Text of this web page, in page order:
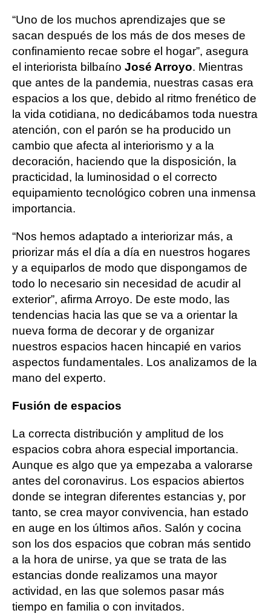
“Uno de los muchos aprendizajes que se
sacan después de los más de dos meses de
confinamiento recae sobre el hogar”, asegura
el interiorista bilbaíno José Arroyo. Mientras
que antes de la pandemia, nuestras casas era
espacios a los que, debido al ritmo frenético de
la vida cotidiana, no dedicábamos toda nuestra
atención, con el parón se ha producido un
cambio que afecta al interiorismo y a la
decoración, haciendo que la disposición, la
practicidad, la luminosidad o el correcto
equipamiento tecnológico cobren una inmensa
importancia.
“Nos hemos adaptado a interiorizar más, a
priorizar más el día a día en nuestros hogares
y a equiparlos de modo que dispongamos de
todo lo necesario sin necesidad de acudir al
exterior”, afirma Arroyo. De este modo, las
tendencias hacia las que se va a orientar la
nueva forma de decorar y de organizar
nuestros espacios hacen hincapié en varios
aspectos fundamentales. Los analizamos de la
mano del experto.
Fusión de espacios
La correcta distribución y amplitud de los
espacios cobra ahora especial importancia.
Aunque es algo que ya empezaba a valorarse
antes del coronavirus. Los espacios abiertos
donde se integran diferentes estancias y, por
tanto, se crea mayor convivencia, han estado
en auge en los últimos años. Salón y cocina
son los dos espacios que cobran más sentido
a la hora de unirse, ya que se trata de las
estancias donde realizamos una mayor
actividad, en las que solemos pasar más
tiempo en familia o con invitados.